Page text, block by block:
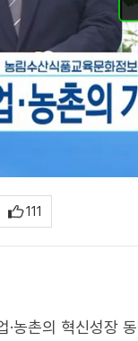
111
·농촌의 혁신성장